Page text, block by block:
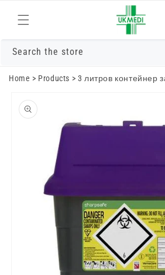
към
съдържанието
Search the store
Home > Products > 3 литров контейнер
информацията
за продукта